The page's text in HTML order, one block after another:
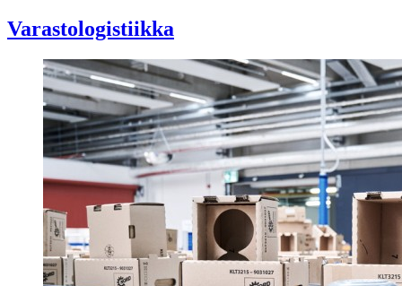
Varastologistiikka